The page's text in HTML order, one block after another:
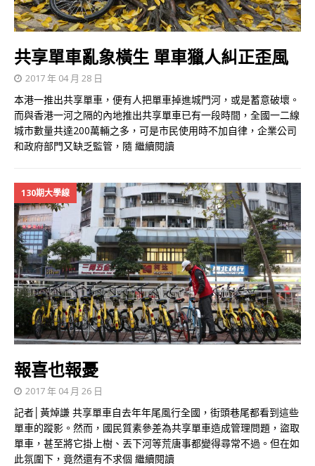
共享單車亂象橫生 單車獵人糾正歪風
2017 年 04 月 28 日
本港一推出共享單車，便有人把單車掉進城門河，或是蓄意破壞。
而與香港一河之隔的內地推出共享單車已有一段時間，全國一二線
城市數量共達200萬輛之多，可是市民使用時不加自律，企業公司
和政府部門又缺乏監管，隨 繼續閱讀
130期大學線
報喜也報憂
2017 年 04 月 26 日
記者│黃焯謙 共享單車自去年年尾風行全國，街頭巷尾都看到這些
單車的蹤影。然而，國民質素參差為共享單車造成管理問題，盜取
單車，甚至將它掛上樹、丟下河等荒唐事都變得尋常不過。但在如
此氛圍下，竟然還有不求個 繼續閱讀